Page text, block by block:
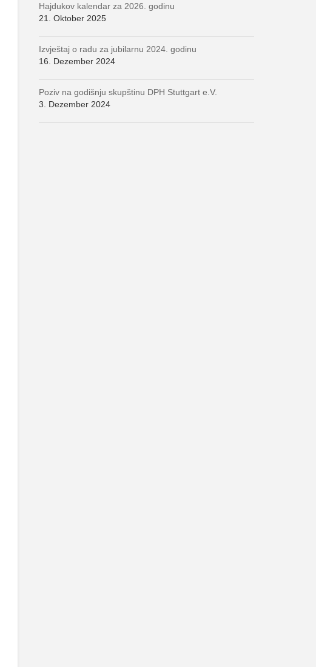
Hajdukov kalendar za 2026. godinu
21. Oktober 2025
Izvještaj o radu za jubilarnu 2024. godinu
16. Dezember 2024
Poziv na godišnju skupštinu DPH Stuttgart e.V.
3. Dezember 2024